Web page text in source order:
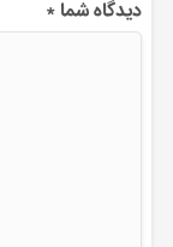
دیدگاه شما*